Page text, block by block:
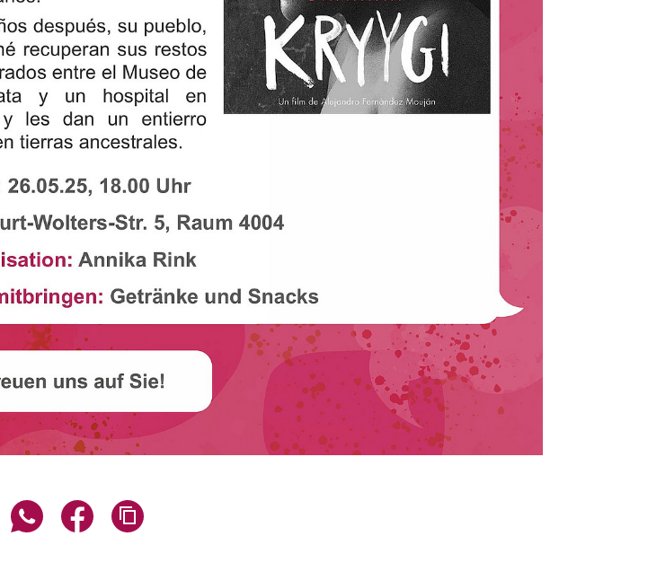
Seite über E-Mail teilen
Seite über WhatsApp teilen (externer Link, öffnet neues Fenster)
Seite über Facebook teilen (externer Link, öffnet neues Fenster)